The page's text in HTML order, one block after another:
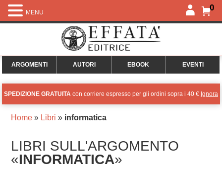
0
ARGOMENTI AUTORI EBOOK EVENTI
SPEDIZIONE GRATUITA con corriere espresso per gli ordini sopra i 40 € Ignora
Home» Libri » informatica
LIBRI SULL'ARGOMENTO
«INFORMATICA»
MENU